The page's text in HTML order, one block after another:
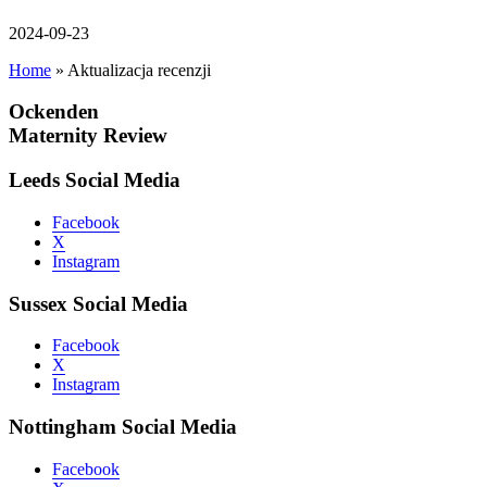
2024-09-23
Home » Aktualizacja recenzji
Ockenden
Maternity Review
Leeds Social Media
Facebook
X
Instagram
Sussex Social Media
Facebook
X
Instagram
Nottingham Social Media
Facebook